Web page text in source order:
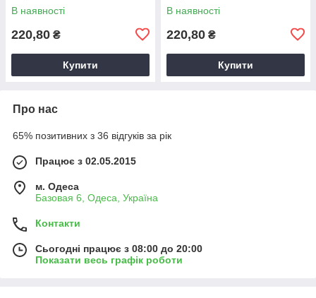
В наявності
220,80 ₴
Купити
В наявності
220,80 ₴
Купити
Про нас
65% позитивних з 36 відгуків за рік
Працює з 02.05.2015
м. Одеса
Базовая 6, Одеса, Україна
Контакти
Сьогодні працює з 08:00 до 20:00
Показати весь графік роботи